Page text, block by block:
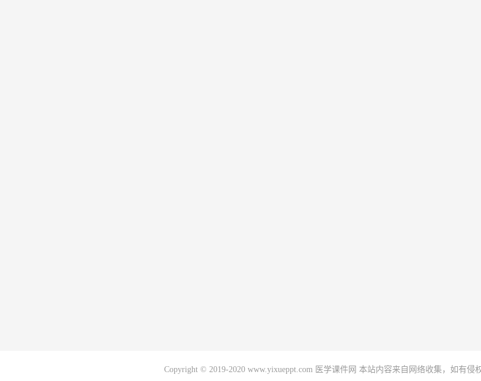
Copyright © 2019-2020 www.yixueppt.com 医学课件网 本站内容来自网络收集，如有侵